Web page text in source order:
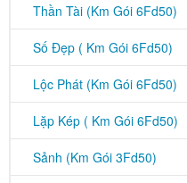
Thần Tài (Km Gói 6Fd50)
Số Đẹp ( Km Gói 6Fd50)
Lộc Phát (Km Gói 6Fd50)
Lặp Kép ( Km Gói 6Fd50)
Sảnh (Km Gói 3Fd50)